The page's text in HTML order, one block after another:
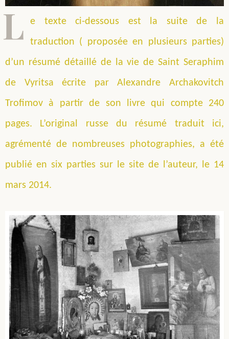
L
e texte ci-dessous est la suite de la
traduction ( proposée en plusieurs parties)
d’un résumé détaillé de la vie de Saint Seraphim
de Vyritsa écrite par Alexandre Archakovitch
Trofimov à partir de son livre qui compte 240
pages. L’original russe du résumé traduit ici,
agrémenté de nombreuses photographies, a été
publié en six parties sur le site de l’auteur, le 14
mars 2014.